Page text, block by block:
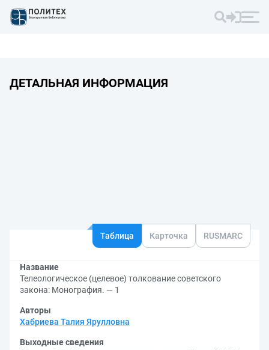
ДЕТАЛЬНАЯ ИНФОРМАЦИЯ
Таблица Карточка RUSMARC
Название
Телеологическое (целевое) толкование советского
закона: Монография. — 1
Авторы
Хабриева Талия Ярулловна
Выходные сведения